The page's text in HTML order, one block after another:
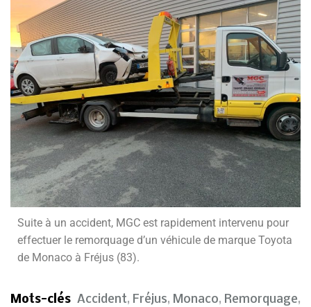
Suite à un accident, MGC est rapidement intervenu pour
effectuer le remorquage d’un véhicule de marque Toyota
de Monaco à Fréjus (83).
Mots-clés Accident, Fréjus, Monaco, Remorquage,